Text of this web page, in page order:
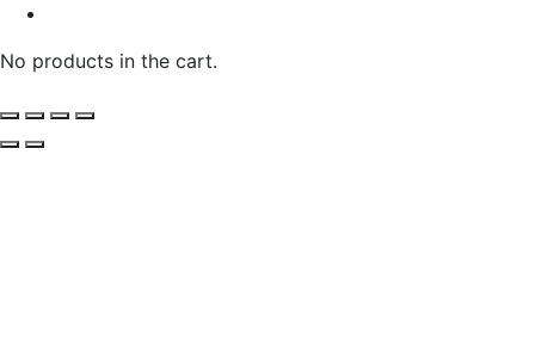
No products in the cart.